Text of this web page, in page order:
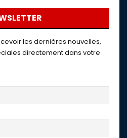
les dernières nouvelles,
directement dans votre